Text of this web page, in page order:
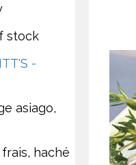
stock
-
asiago,
haché